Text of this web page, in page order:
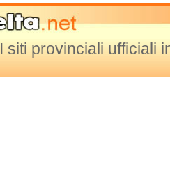
I siti provinciali ufficiali